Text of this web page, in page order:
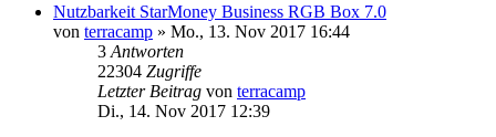
Nutzbarkeit StarMoney Business RGB Box 7.0
von terracamp » Mo., 13. Nov 2017 16:44
3 Antworten
22304 Zugriffe
Letzter Beitrag von terracamp
Di., 14. Nov 2017 12:39